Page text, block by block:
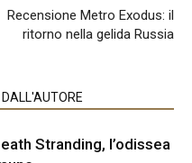
Recensione Metro Exodus: il
ritorno nella gelida Russia
Stranding, l’odissea